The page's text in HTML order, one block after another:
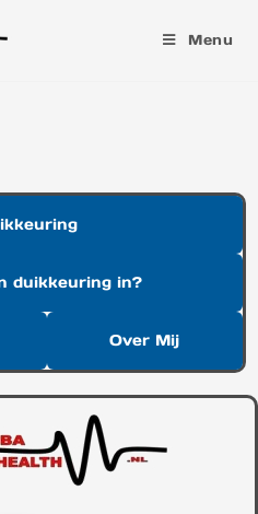
Menu
duikkeuring in?
Over Mij